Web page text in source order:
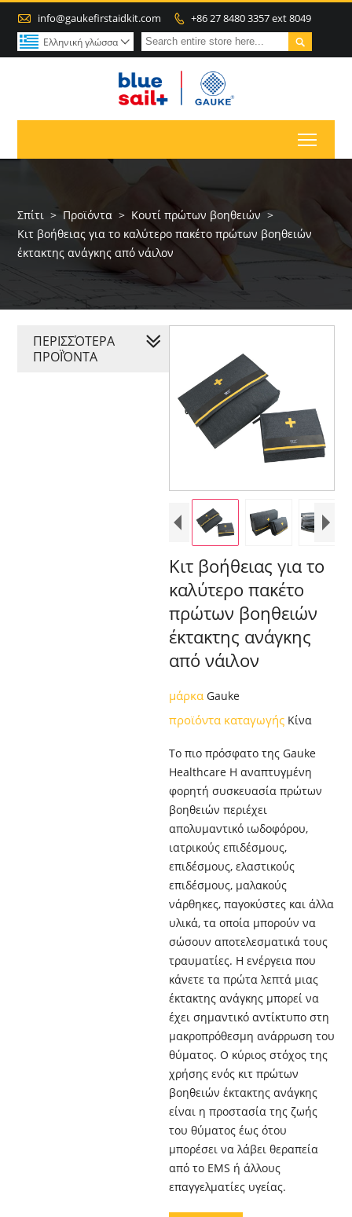
 info@gaukefirstaidkit.com  +86 27 8480 3357 ext 8049

Ελληνική γλώσσα 
Σπίτι > Προϊόντα > Κουτί πρώτων βοηθειών >
Κιτ βοήθειας για το καλύτερο πακέτο πρώτων βοηθειών
έκτακτης ανάγκης από νάιλον
Κιτ βοήθειας για το
καλύτερο πακέτο
πρώτων βοηθειών
έκτακτης ανάγκης
από νάιλον
μάρκα Gauke
προϊόντα καταγωγής Κίνα
Το πιο πρόσφατο της Gauke
Healthcare Η αναπτυγμένη
φορητή συσκευασία πρώτων
βοηθειών περιέχει
απολυμαντικό ιωδοφόρου,
ιατρικούς επιδέσμους,
επιδέσμους, ελαστικούς
επιδέσμους, μαλακούς
νάρθηκες, παγοκύστες και άλλα
υλικά, τα οποία μπορούν να
σώσουν αποτελεσματικά τους
τραυματίες. Η ενέργεια που
κάνετε τα πρώτα λεπτά μιας
έκτακτης ανάγκης μπορεί να
έχει σημαντικό αντίκτυπο στη
μακροπρόθεσμη ανάρρωση του
θύματος. Ο κύριος στόχος της
χρήσης ενός κιτ πρώτων
βοηθειών έκτακτης ανάγκης
είναι η προστασία της ζωής
του θύματος έως ότου
μπορέσει να λάβει θεραπεία
από το EMS ή άλλους
επαγγελματίες υγείας.
ΠΕΡΙΣΣΌΤΕΡΑ
ΠΡΟΪΌΝΤΑ